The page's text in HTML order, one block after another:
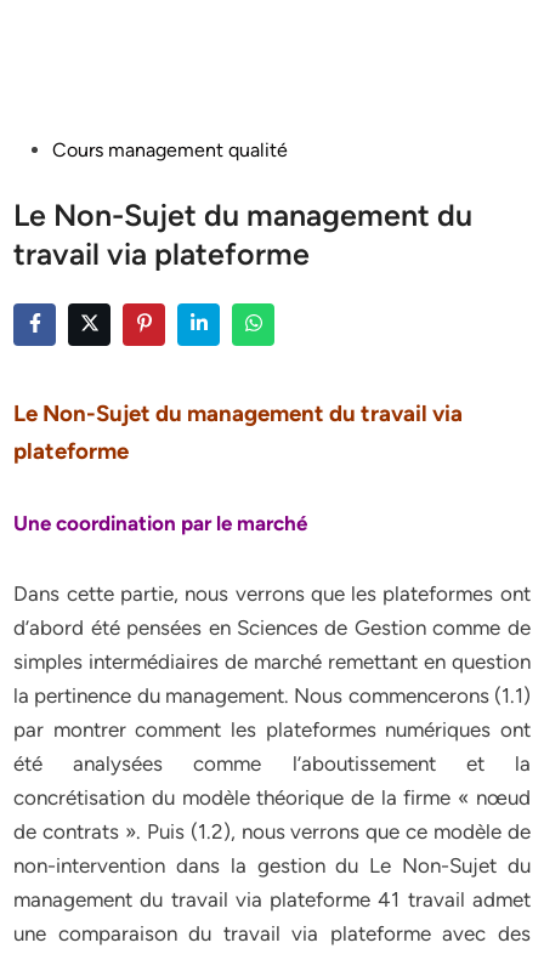
PostedCours management qualité
Le Non-Sujet du management du
travail via plateforme
Le Non-Sujet du management du travail via
plateforme
Une coordination par le marché
Dans cette partie, nous verrons que les plateformes ont
d’abord été pensées en Sciences de Gestion comme de
simples intermédiaires de marché remettant en question
la pertinence du management. Nous commencerons (1.1)
par montrer comment les plateformes numériques ont
été analysées comme l’aboutissement et la
concrétisation du modèle théorique de la firme « nœud
de contrats ». Puis (1.2), nous verrons que ce modèle de
non-intervention dans la gestion du Le Non-Sujet du
management du travail via plateforme 41 travail admet
une comparaison du travail via plateforme avec des